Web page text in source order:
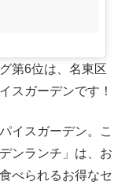
第6位は、名東区
スガーデンです！
イスガーデン。こ
ンランチ」は、お
べられるお得なセ